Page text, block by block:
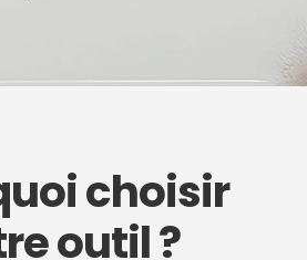
choisir
outil ?